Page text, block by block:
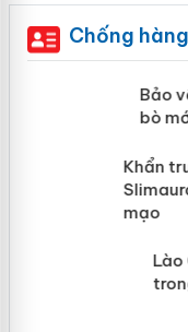
Chống
giả